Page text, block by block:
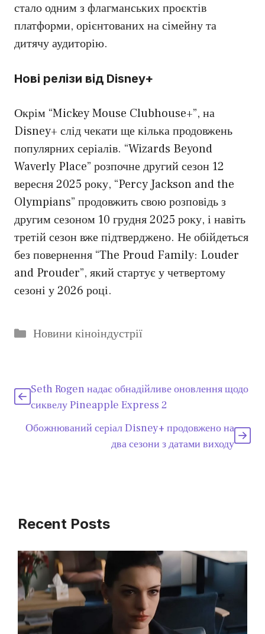
стало одним з флагманських проєктів
платформи, орієнтованих на сімейну та
дитячу аудиторію.
Нові релізи від Disney+
Окрім “Mickey Mouse Clubhouse+”, на
Disney+ слід чекати ще кілька продовжень
популярних серіалів. “Wizards Beyond
Waverly Place” розпочне другий сезон 12
вересня 2025 року, “Percy Jackson and the
Olympians” продовжить свою розповідь з
другим сезоном 10 грудня 2025 року, і навіть
третій сезон вже підтверджено. Не обійдеться
без повернення “The Proud Family: Louder
and Prouder”, який стартує у четвертому
сезоні у 2026 році.
Категорії
Новини кіноіндустрії
Seth Rogen надає обнадійливе оновлення щодо
сиквелу Pineapple Express 2
Обожнюваний серіал Disney+ продовжено на
два сезони з датами виходу
Recent Posts